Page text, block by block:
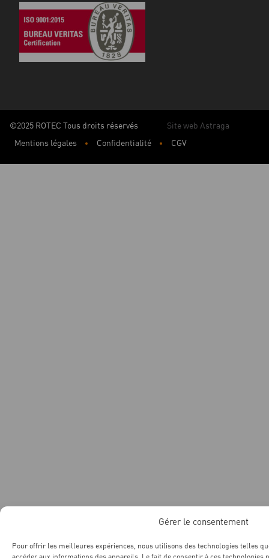
Gérer le consentement
Pour offrir les meilleures expériences, nous utilisons des technologies telles
©2025 ROTEC Tous droits réservés
Site web Astraga
Mentions légales
Confidentialité CGV